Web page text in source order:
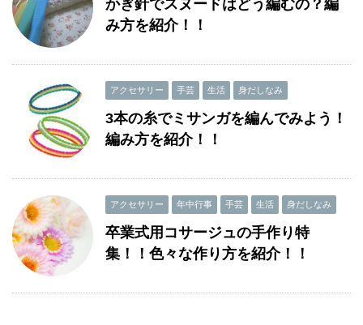
かぎ針でスヌードはどう編むの？編
み方を紹介！！
アクセサリー 手芸 生活 身だしなみ
3本の糸でミサンガを編んでみよう！
編み方を紹介！！
アクセサリー 年中行事 手芸 生活 身だしなみ
卒業式用コサージュの手作り特
集！！色々な作り方を紹介！！